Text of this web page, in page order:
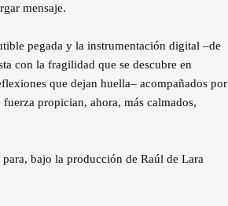
mensaje.
pegada y la instrumentación digital –de
con la fragilidad que se descubre en
que dejan huella– acompañados por
propician, ahora, más calmados,
bajo la producción de Raúl de Lara